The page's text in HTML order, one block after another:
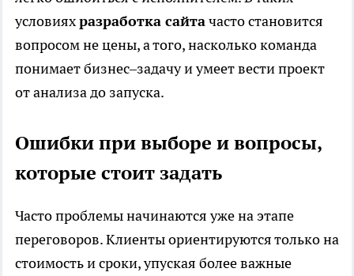
условияхразработка сайтачасто становится
вопросом не цены, а того, насколько команда
понимает бизнес–задачу и умеет вести проект
от анализа до запуска.
Ошибки при выборе и вопросы,
которые стоит задать
Часто проблемы начинаются уже на этапе
переговоров. Клиенты ориентируются только на
стоимость и сроки, упуская более важные